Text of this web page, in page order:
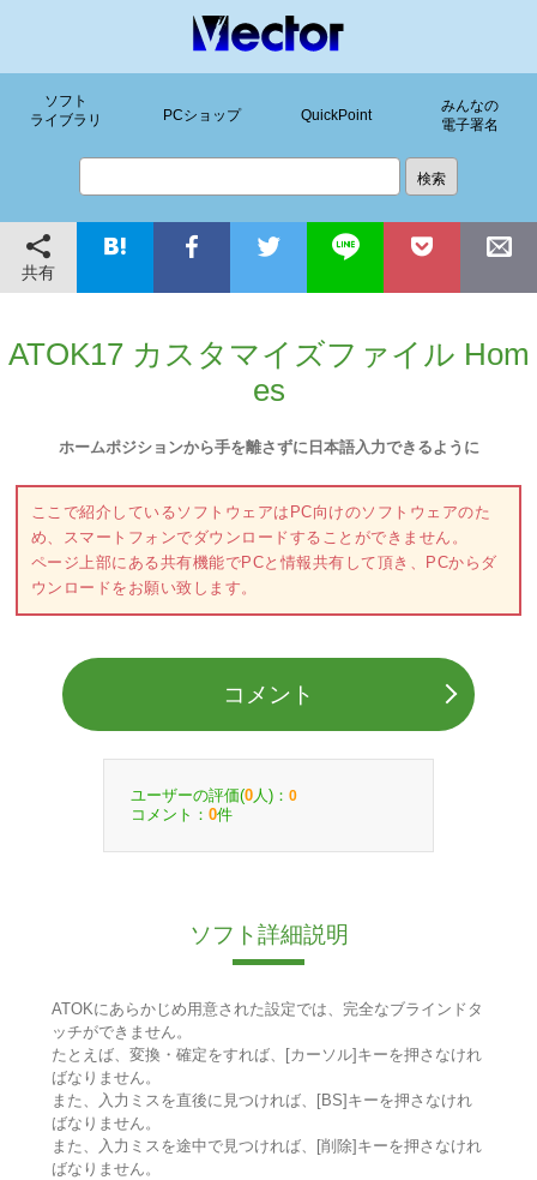
ソフト
ライブラリ
PCショップ QuickPoint
みんなの
電子署名
共有
ATOK17 カスタマイズファイル Hom
es
ホームポジションから手を離さずに日本語入力できるように
ここで紹介しているソフトウェアはPC向けのソフトウェアのた
め、スマートフォンでダウンロードすることができません。
ページ上部にある共有機能でPCと情報共有して頂き、PCからダ
ウンロードをお願い致します。
コメント
ユーザーの評価(0 人)： 0
コメント： 0件
ソフト詳細説明
ATOKにあらかじめ用意された設定では、完全なブラインドタ
ッチができません。
たとえば、変換・確定をすれば、[カーソル]キーを押さなけれ
ばなりません。
また、入力ミスを直後に見つければ、[BS]キーを押さなけれ
ばなりません。
また、入力ミスを途中で見つければ、[削除]キーを押さなけれ
ばなりません。